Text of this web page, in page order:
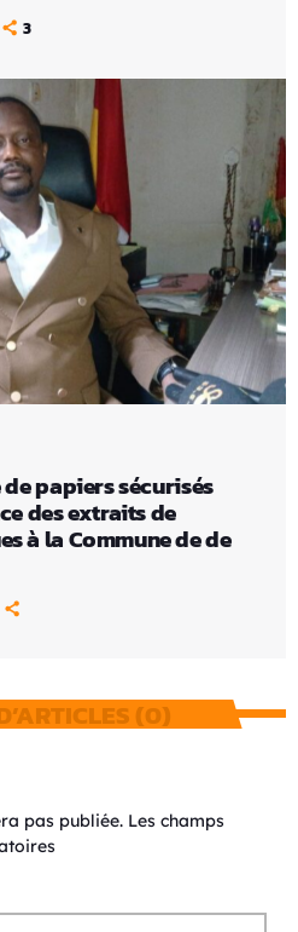
3
papiers sécurisés
des extraits de
à la Commune de de
(0)
pas publiée. Les champs